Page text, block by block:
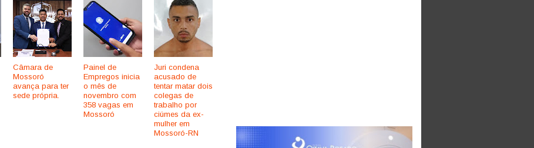
Câmara de
Mossoró
avança para ter
sede própria.
Painel de
Empregos inicia
o mês de
novembro com
358 vagas em
Mossoró
Juri condena
acusado de
tentar matar dois
colegas de
trabalho por
ciúmes da ex-
mulher em
Mossoró-RN